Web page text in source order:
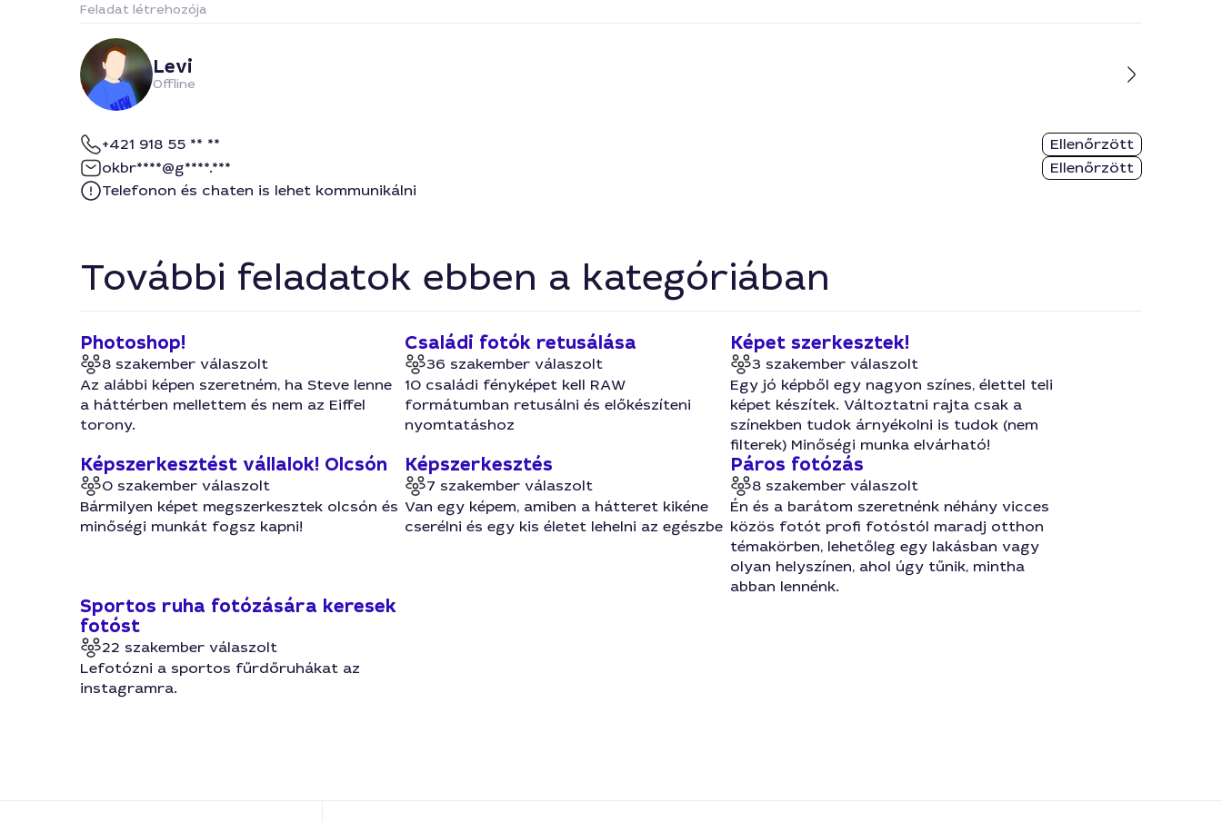
Feladat létrehozója
Levi
Offline
+421 918 55 ** **
Ellenőrzött
okbr****@g****.***
Ellenőrzött
Telefonon és chaten is lehet kommunikálni
További feladatok ebben a kategóriában
Photoshop!
8 szakember válaszolt
Az alábbi képen szeretném, ha Steve lenne
a háttérben mellettem és nem az Eiffel
torony.
Családi fotók retusálása
36 szakember válaszolt
10 családi fényképet kell RAW
formátumban retusálni és előkészíteni
nyomtatáshoz
Képet szerkesztek!
3 szakember válaszolt
Egy jó képből egy nagyon színes, élettel teli
képet készítek. Változtatni rajta csak a
színekben tudok árnyékolni is tudok (nem
filterek) Minőségi munka elvárható!
Képszerkesztést vállalok! Olcsón
0 szakember válaszolt
Bármilyen képet megszerkesztek olcsón és
minőségi munkát fogsz kapni!
Képszerkesztés
7 szakember válaszolt
Van egy képem, amiben a hátteret kikéne
cserélni és egy kis életet lehelni az egészbe
Páros fotózás
8 szakember válaszolt
Én és a barátom szeretnénk néhány vicces
közös fotót profi fotóstól maradj otthon
témakörben, lehetőleg egy lakásban vagy
olyan helyszínen, ahol úgy tűnik, mintha
abban lennénk.
Sportos ruha fotózására keresek
fotóst
22 szakember válaszolt
Lefotózni a sportos fűrdőruhákat az
instagramra.